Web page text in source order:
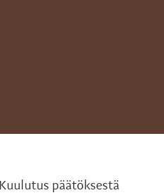
Kuulutus päätöksestä